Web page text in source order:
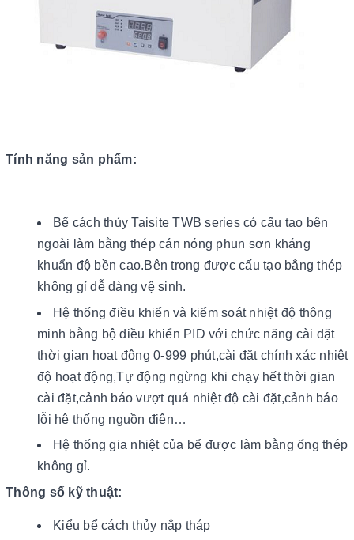
Tính năng sản phẩm:
Bể cách thủy Taisite TWB series có cấu tạo bên
ngoài làm bằng thép cán nóng phun sơn kháng
khuẩn độ bền cao.Bên trong được cấu tạo bằng thép
không gỉ dễ dàng vệ sinh.
Hệ thống điều khiển và kiểm soát nhiệt độ thông
minh bằng bộ điều khiển PID với chức năng cài đặt
thời gian hoạt động 0-999 phút,cài đặt chính xác nhiệt
độ hoạt động,Tự động ngừng khi chạy hết thời gian
cài đặt,cảnh báo vượt quá nhiệt độ cài đặt,cảnh báo
lỗi hệ thống nguồn điện…
Hệ thống gia nhiệt của bể được làm bằng ống thép
không gỉ.
Thông số kỹ thuật:
Kiểu bể cách thủy nắp tháp